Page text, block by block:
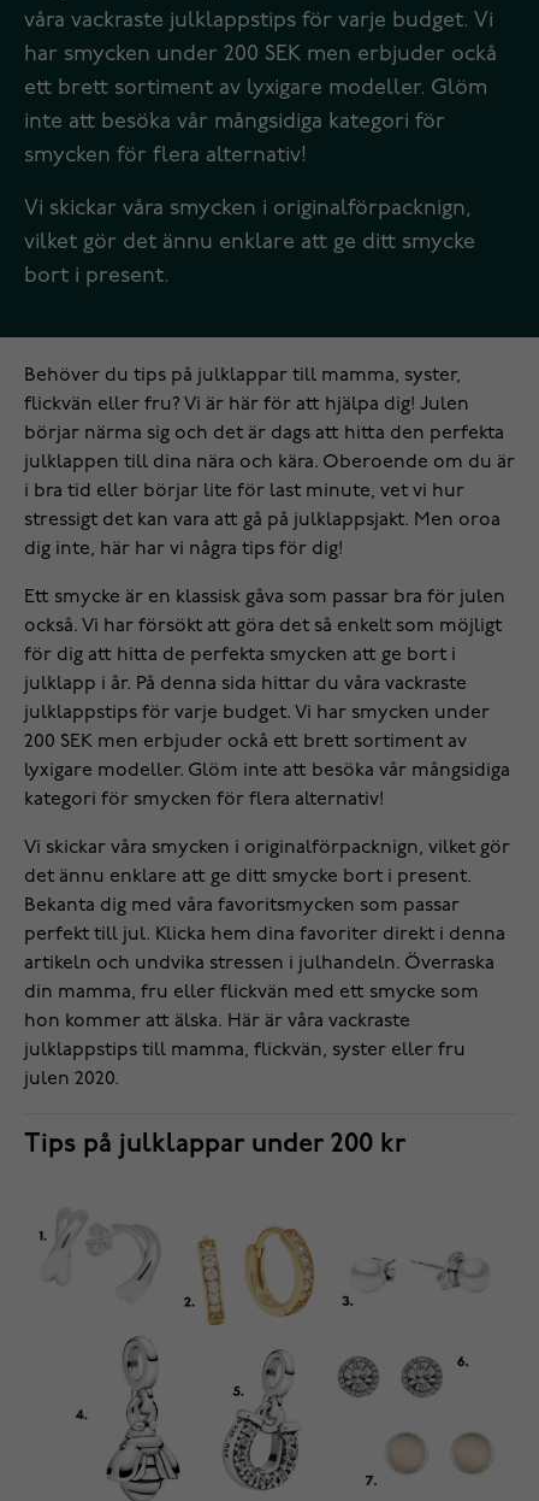
våra vackraste julklappstips för varje budget. Vi
har smycken under 200 SEK men erbjuder ockå
ett brett sortiment av lyxigare modeller. Glöm
inte att besöka vår mångsidiga kategori för
smycken för flera alternativ!
Vi skickar våra smycken i originalförpacknign,
vilket gör det ännu enklare att ge ditt smycke
bort i present.
Behöver du tips på julklappar till mamma, syster,
flickvän eller fru? Vi är här för att hjälpa dig! Julen
börjar närma sig och det är dags att hitta den perfekta
julklappen till dina nära och kära. Oberoende om du är
i bra tid eller börjar lite för last minute, vet vi hur
stressigt det kan vara att gå på julklappsjakt. Men oroa
dig inte, här har vi några tips för dig!
Ett smycke är en klassisk gåva som passar bra för julen
också. Vi har försökt att göra det så enkelt som möjligt
för dig att hitta de perfekta smycken att ge bort i
julklapp i år. På denna sida hittar du våra vackraste
julklappstips för varje budget. Vi har smycken under
200 SEK men erbjuder ockå ett brett sortiment av
lyxigare modeller. Glöm inte att besöka vår mångsidiga
kategori för smycken för flera alternativ!
Vi skickar våra smycken i originalförpacknign, vilket gör
det ännu enklare att ge ditt smycke bort i present.
Bekanta dig med våra favoritsmycken som passar
perfekt till jul. Klicka hem dina favoriter direkt i denna
artikeln och undvika stressen i julhandeln. Överraska
din mamma, fru eller flickvän med ett smycke som
hon kommer att älska. Här är våra vackraste
julklappstips till mamma, flickvän, syster eller fru
julen 2020.
Tips på julklappar under 200 kr